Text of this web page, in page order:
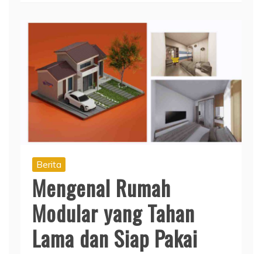
Berita
Mengenal Rumah
Modular yang Tahan
Lama dan Siap Pakai